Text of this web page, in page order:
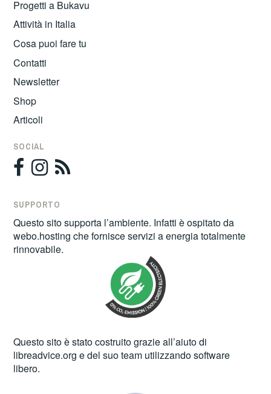
Progetti a Bukavu
Attività in Italia
Cosa puoi fare tu
Contatti
Newsletter
Shop
Articoli
SOCIAL
SUPPORTO
Questo sito supporta l’ambiente. Infatti è ospitato da
webo.hosting che fornisce servizi a energia totalmente
rinnovabile.
Questo sito è stato costruito grazie all’aiuto di
libreadvice.org e del suo team utilizzando software
libero.